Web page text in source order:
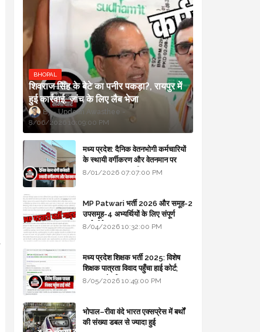
BHOPAL
शिवराज सिंह के बेटे का पनीर पकड़ा?, रायपुर में
हुई कार्रवाई, जांच के लिए लैब भेजा
Updesh Awasthee
8/06/2026 10:09:00 PM
मध्य प्रदेश: दैनिक वेतनभोगी कर्मचारियों
के स्थायी वर्गीकरण और वेतनमान पर
सरकार का बड़ा स्पष्टीकरण
8/01/2026 07:07:00 PM
MP Patwari भर्ती 2026 और समूह-2
उपसमूह-4 अभ्यर्थियों के लिए संपूर्ण
मार्गदर्शिका
8/04/2026 10:32:00 PM
मध्य प्रदेश शिक्षक भर्ती 2025: विशेष
शिक्षक पात्रता विवाद पहुँचा हाई कोर्ट;
सरकार से माँगा जवाब
8/05/2026 10:49:00 PM
भोपाल–रीवा वंदे भारत एक्सप्रेस में बर्थों
की संख्या डबल से ज्यादा हुई